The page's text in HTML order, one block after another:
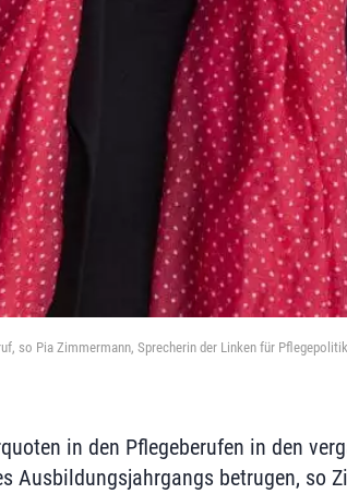
so Pia Zimmermann, Sprecherin der Linken für
in den Pflegeberufen in den
Ausbildungsjahrgangs betrugen, so